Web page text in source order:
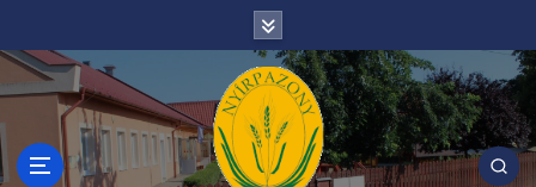
p
t
o
c
modal-check